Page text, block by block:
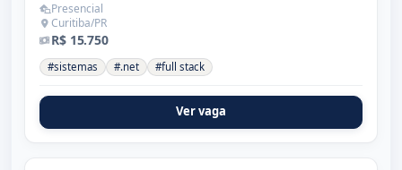
Presencial
Curitiba/PR
R$ 15.750
#sistemas #.net #full stack
Ver vaga